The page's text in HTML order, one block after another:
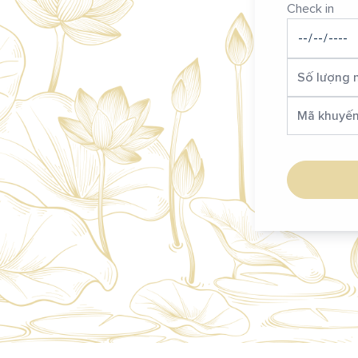
18m2 Giường đôi lớn
Đôi tại La Passion Hotel &
được trang bị giường đôi lớn,
và đầy đủ tiện nghi cho kỳ lưu
nhấn nổi bật của căn phòng là
được vẽ thủ công ở đầu
là một tác phẩm độc bản,
văn hóa và tinh thần thư giãn đặc
Những chi tiết này không chỉ
mỹ mà còn góp phần nâng tầm
trở nên độc đáo và đầy cảm
Chi tiết Đặt lịch
HT -
Tối đa 2
Bồn tắm
Suite
diện tích
gian
trang bị
trải
Ngoài
nôi hoặc
cho cả
Check in